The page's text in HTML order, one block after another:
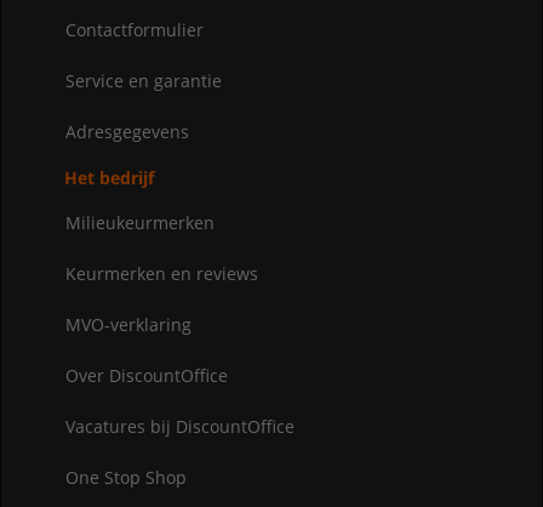
Contactformulier
Service en garantie
Adresgegevens
Het bedrijf
Milieukeurmerken
Keurmerken en reviews
MVO-verklaring
Over DiscountOffice
Vacatures bij DiscountOffice
One Stop Shop